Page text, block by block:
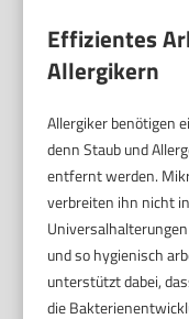
Effizientes
Allergikern
Allergiker benötigen
denn Staub und
entfernt werden.
verbreiten ihn nicht
und so hygienisch
unterstützt dabei,
die